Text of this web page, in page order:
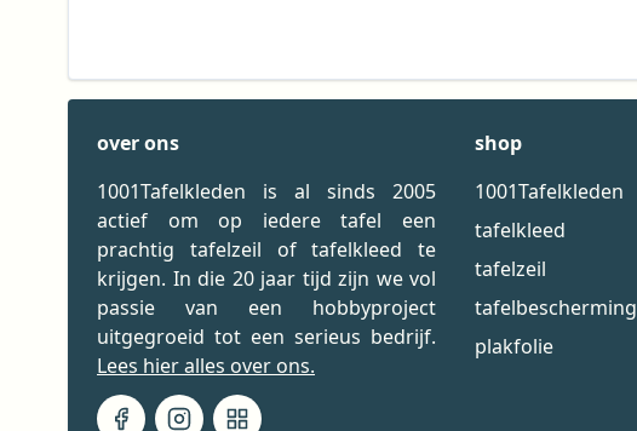
over ons
1001Tafelkleden is al sinds 2005
actief om op iedere tafel een
prachtig tafelzeil of tafelkleed te
krijgen. In die 20 jaar tijd zijn we vol
passie van een hobbyproject
uitgegroeid tot een serieus bedrijf.
Lees hier alles over ons.
shop
1001Tafelkleden
tafelkleed
tafelzeil
tafelbescherming
plakfolie